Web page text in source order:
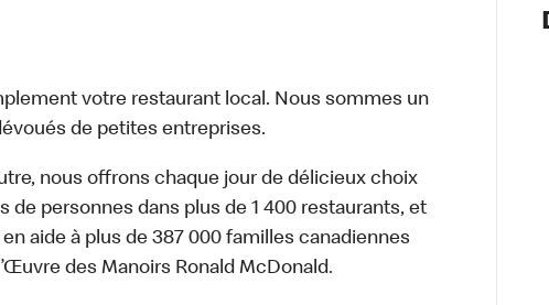
Notre
Nos
Santé et
votre restaurant local. Nous sommes un
de petites entreprises.
nous offrons chaque jour de délicieux choix
de personnes dans plus de 1 400 restaurants, et
aide à plus de 387 000 familles canadiennes
des Manoirs Ronald McDonald.